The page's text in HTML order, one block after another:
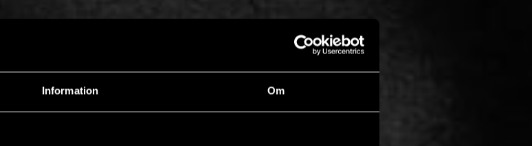
Information Om